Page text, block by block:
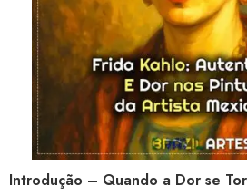
Introdução – Quando a Dor se